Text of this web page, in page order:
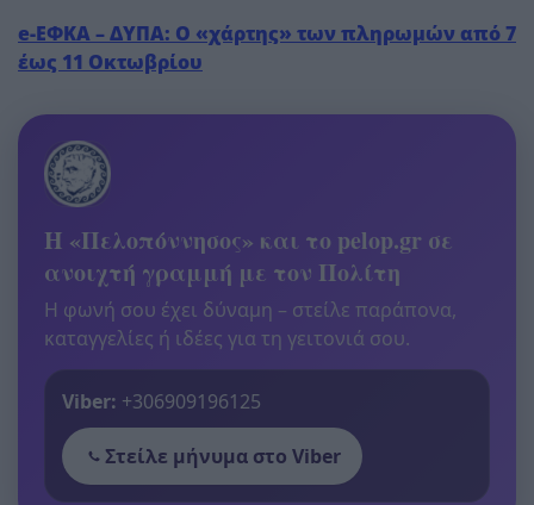
e-ΕΦΚΑ – ΔΥΠΑ: Ο «χάρτης» των πληρωμών από 7
έως 11 Οκτωβρίου
Η «Πελοπόννησος» και το pelop.gr σε
ανοιχτή γραμμή με τον Πολίτη
Η φωνή σου έχει δύναμη – στείλε παράπονα,
καταγγελίες ή ιδέες για τη γειτονιά σου.
Viber: +306909196125
Στείλε μήνυμα στο Viber